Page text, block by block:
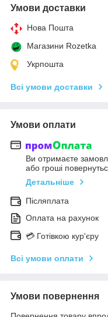
Умови доставки
Нова Пошта
Магазини Rozetka
Укрпошта
Всі умови доставки
Умови оплати
Ви отримаєте
або гроші
Детальніше
Післяплата
Оплата на рахунок
💳 Готівкою кур'єру
Всі умови оплати
Умови повернення